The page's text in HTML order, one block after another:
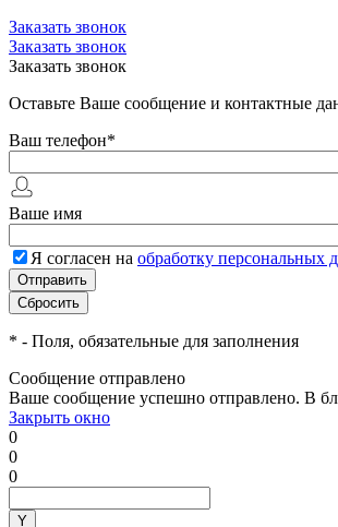
Заказать звонок
Заказать звонок
Заказать звонок
Оставьте Ваше сообщение и контактные
Ваш телефон*
Ваше имя
Я согласен на обработку персональных
* - Поля, обязательные для заполнения
Сообщение отправлено
Ваше сообщение успешно отправлено. В
Закрыть окно
0
0
0